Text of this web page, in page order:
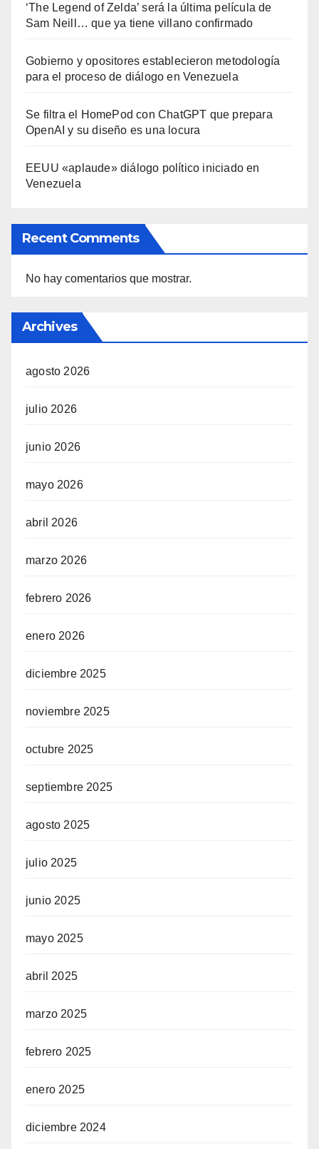
‘The Legend of Zelda’ será la última película de
Sam Neill… que ya tiene villano confirmado
Gobierno y opositores establecieron metodología
para el proceso de diálogo en Venezuela
Se filtra el HomePod con ChatGPT que prepara
OpenAI y su diseño es una locura
EEUU «aplaude» diálogo político iniciado en
Venezuela
Recent Comments
No hay comentarios que mostrar.
Archives
agosto 2026
julio 2026
junio 2026
mayo 2026
abril 2026
marzo 2026
febrero 2026
enero 2026
diciembre 2025
noviembre 2025
octubre 2025
septiembre 2025
agosto 2025
julio 2025
junio 2025
mayo 2025
abril 2025
marzo 2025
febrero 2025
enero 2025
diciembre 2024